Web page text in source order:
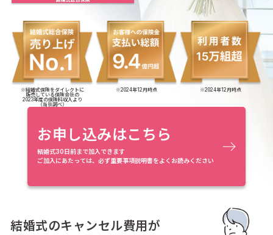
※結婚式保険をダイレクトに
販売している保険会社の
2023年度の保険料収入より
（当社調べ）
※2024年12月時点 ※2024年12月時点
お申し込みはこちら
結婚式30日前まで加入できます
ご加入にあたっては、必ず重要事項説明書をよくお読みください
結婚式のキャンセル費用が